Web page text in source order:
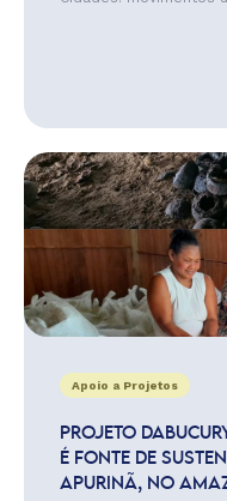
Apoio a Projetos
PROJETO
É FONTE DE
APURINÃ, NO